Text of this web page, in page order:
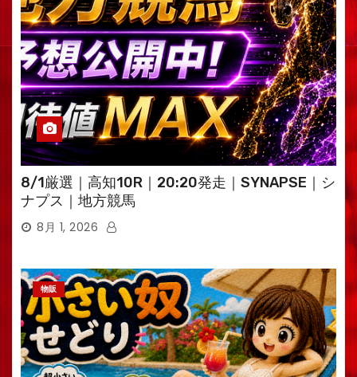
8/1厳選｜高知10R｜20:20発走｜SYNAPSE｜シ
ナプス｜地方競馬
8月 1, 2026
物販